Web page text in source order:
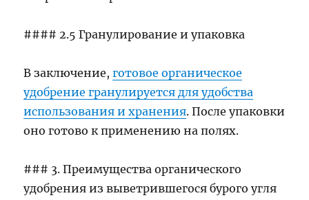
#### 2.5 Гранулирование и упаковка
В заключение,готовое органическое
удобрение гранулируется для удобства
использования и хранения. После упаковки
оно готово к применению на полях.
### 3. Преимущества органического
удобрения из выветрившегося бурого угля